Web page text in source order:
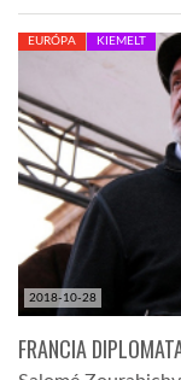
2018-10-28
EURÓPA KIEMELT
FRANCIA